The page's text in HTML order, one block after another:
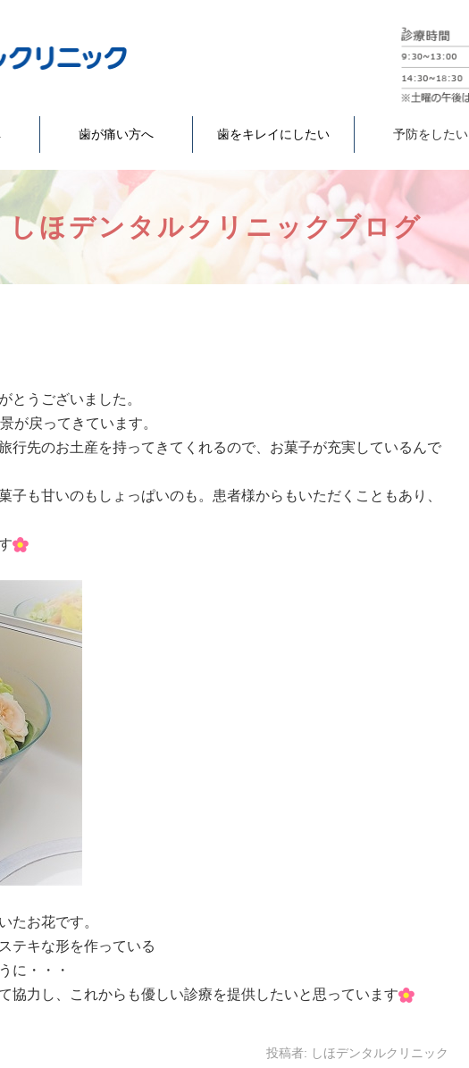
歯が痛い方へ 歯をキレイにしたい 予防をしたい
しほデンタルクリニックブログ
とうございました。
が戻ってきています。
行先のお土産を持ってきてくれるので、お菓子が充実しているんで
子も甘いのもしょっぱいのも。患者様からもいただくこともあり、
たお花です。
テキな形を作っている
に・・・
協力し、これからも優しい診療を提供したいと思っています
投稿者: しほデンタルクリニック